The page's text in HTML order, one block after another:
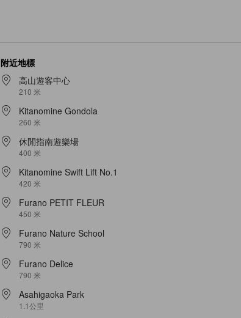
附近地標
高山遊客中心
210 米
Kitanomine Gondola
260 米
休閒指南遊樂場
400 米
Kitanomine Swift Lift No.1
420 米
Furano PETIT FLEUR
450 米
Furano Nature School
790 米
Furano Delice
790 米
Asahigaoka Park
1.1公里